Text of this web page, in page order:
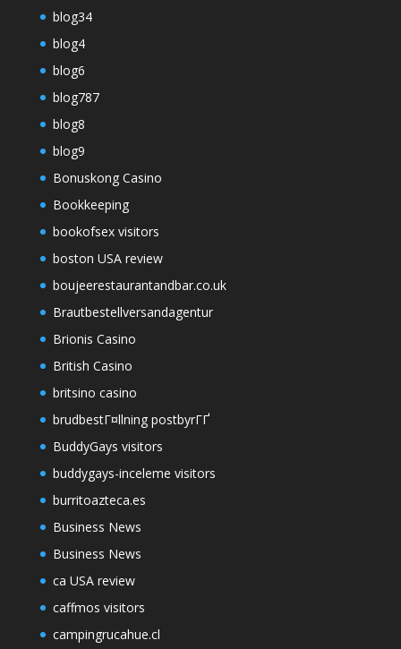
blog34
blog4
blog6
blog787
blog8
blog9
Bonuskong Casino
Bookkeeping
bookofsex visitors
boston USA review
boujeerestaurantandbar.co.uk
Brautbestellversandagentur
Brionis Casino
British Casino
britsino casino
brudbestГ¤llning postbyrГҐ
BuddyGays visitors
buddygays-inceleme visitors
burritoazteca.es
Business News
Business News
ca USA review
caffmos visitors
campingrucahue.cl